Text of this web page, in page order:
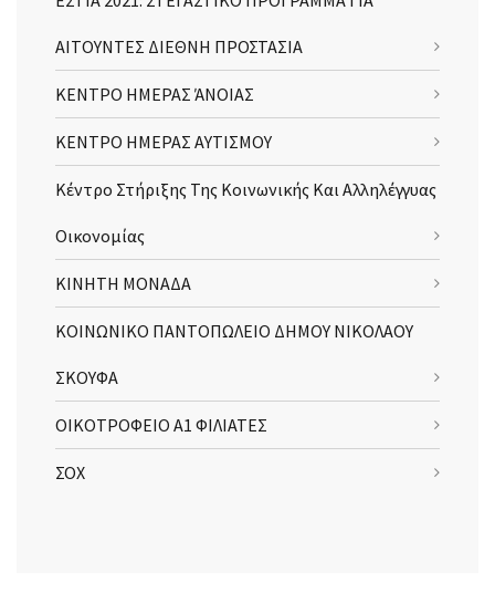
ΑΙΤΟΥΝΤΕΣ ΔΙΕΘΝΗ ΠΡΟΣΤΑΣΙΑ
ΚΕΝΤΡΟ ΗΜΕΡΑΣ ΆΝΟΙΑΣ
ΚΕΝΤΡΟ ΗΜΕΡΑΣ ΑΥΤΙΣΜΟΥ
Κέντρο Στήριξης Της Κοινωνικής Και Αλληλέγγυας
Οικονομίας
ΚΙΝΗΤΗ ΜΟΝΑΔΑ
ΚΟΙΝΩΝΙΚΟ ΠΑΝΤΟΠΩΛΕΙΟ ΔΗΜΟΥ ΝΙΚΟΛΑΟΥ
ΣΚΟΥΦΑ
ΟΙΚΟΤΡΟΦΕΙΟ Α1 ΦΙΛΙΑΤΕΣ
ΣΟΧ